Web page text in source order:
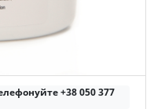
+38 050 377